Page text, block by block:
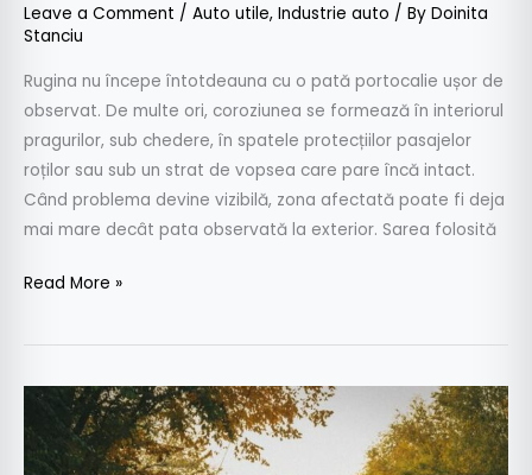
Leave a Comment / Auto utile, Industrie auto / By Doinita
Stanciu
Rugina nu începe întotdeauna cu o pată portocalie ușor de
observat. De multe ori, coroziunea se formează în interiorul
pragurilor, sub chedere, în spatele protecțiilor pasajelor
roților sau sub un strat de vopsea care pare încă intact.
Când problema devine vizibilă, zona afectată poate fi deja
mai mare decât pata observată la exterior. Sarea folosită
trata
sau
să
mergi
la
service
Read More »
Mașina
ta